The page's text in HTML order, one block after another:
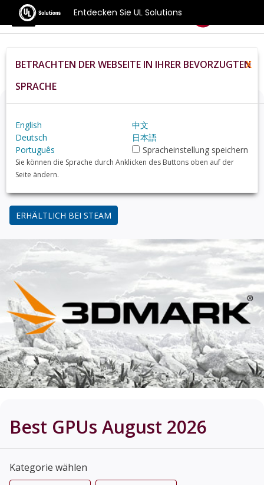
Entdecken Sie UL Solutions
Benchmarks
Home De Compare Best Gpus
Denken Sie über ein Upgrade nach?
Finden Sie mit 3DMark, dem Benchmark für Gamer,
heraus, wie Ihr PC im Vergleich zu gängigen GPUs
abschneidet.
ERHÄLTLICH BEI STEAM
Best GPUs August 2026
Kategorie wählen
BETRACHTEN DER WEBSEITE IN IHRER BEVORZUGTEN
SPRACHE
X
English
中文
Deutsch
日本語
Português
Spracheinstellung speichern
Sie können die Sprache durch Anklicken des Buttons oben auf der
Seite ändern.